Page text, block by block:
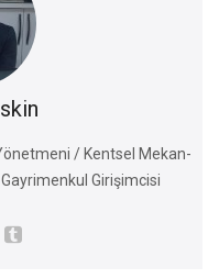
/ Kentsel Mekan-
Girişimcisi